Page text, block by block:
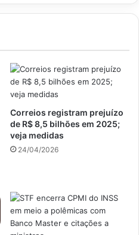
Correios registram prejuízo
de R$ 8,5 bilhões em 2025;
veja medidas
24/04/2026